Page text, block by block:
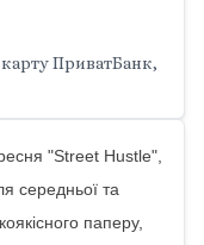
ПриватБанк,
"Street Hustle",
середньої та
паперу,